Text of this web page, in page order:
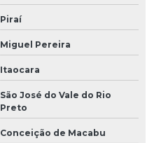
Piraí
Miguel Pereira
Itaocara
São José do Vale do Rio
Preto
Conceição de Macabu